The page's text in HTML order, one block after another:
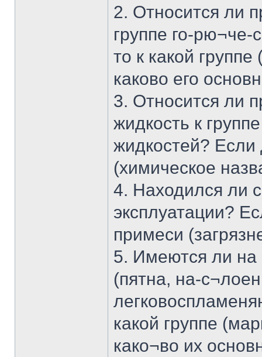
2. Относится ли
группе го-
то к какой
каково его
3. Относится ли
жидкость к
жидкостей? Если
(химическое
4. Находился ли
эксплуатации?
примеси
5. Имеются ли на
(пятна, на-
какой группе
како¬во их